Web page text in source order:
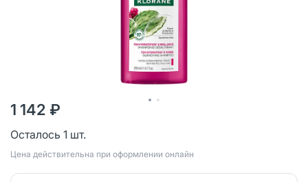
1 142 ₽
Осталось 1 шт.
Цена действительна при оформлении онлайн